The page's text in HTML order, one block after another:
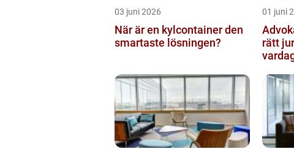
03 juni 2026
När är en kylcontainer den
smartaste lösningen?
01 juni
Advokat
rätt